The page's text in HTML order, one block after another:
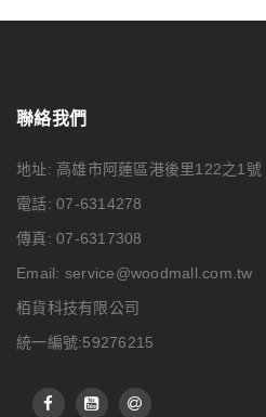
聯絡我們
地址: 高雄市阿蓮區港後里122之1號
電話: 07-6314278
傳真: 07-6317308
Email: service@woodmall.com.tw
栢貨科技有限公司
統一編號:59276215